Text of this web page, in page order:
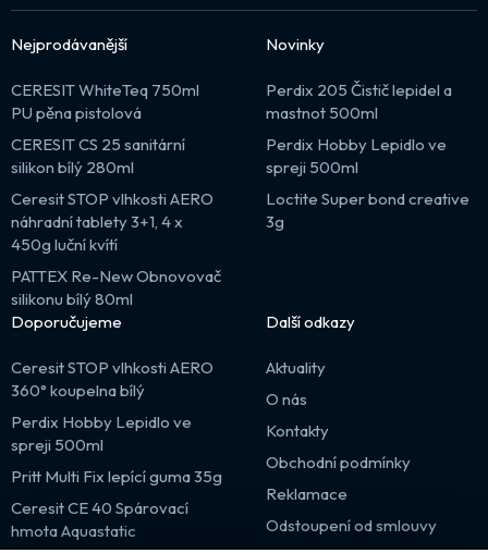
Nejprodávanější
CERESIT WhiteTeq 750ml
PU pěna pistolová
CERESIT CS 25 sanitární
silikon bílý 280ml
Ceresit STOP vlhkosti AERO
náhradní tablety 3+1, 4 x
450g luční kvítí
PATTEX Re-New Obnovovač
silikonu bílý 80ml
Novinky
Perdix 205 Čistič lepidel a
mastnot 500ml
Perdix Hobby Lepidlo ve
spreji 500ml
Loctite Super bond creative
3g
Doporučujeme
Ceresit STOP vlhkosti AERO
360° koupelna bílý
Perdix Hobby Lepidlo ve
spreji 500ml
Pritt Multi Fix lepící guma 35g
Ceresit CE 40 Spárovací
hmota Aquastatic
Další odkazy
Aktuality
O nás
Kontakty
Obchodní podmínky
Reklamace
Odstoupení od smlouvy